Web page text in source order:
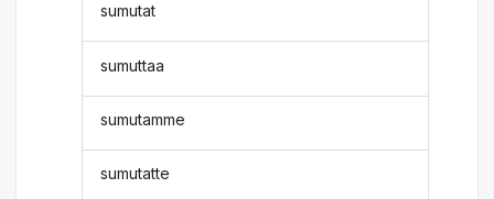
sumutat
sumuttaa
sumutamme
sumutatte